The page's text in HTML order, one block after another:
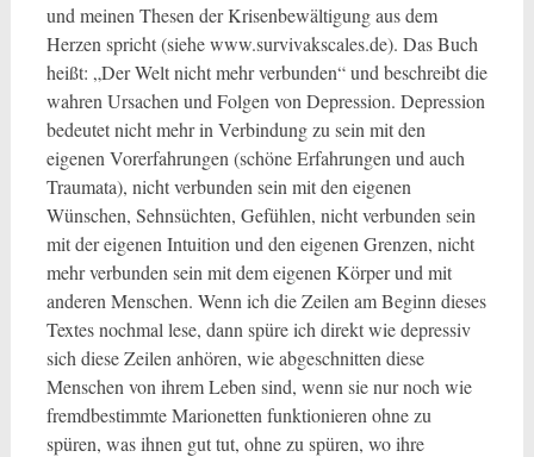
und meinen Thesen der Krisenbewältigung aus dem
Herzen spricht (siehe www.survivakscales.de). Das Buch
heißt: „Der Welt nicht mehr verbunden“ und beschreibt die
wahren Ursachen und Folgen von Depression. Depression
bedeutet nicht mehr in Verbindung zu sein mit den
eigenen Vorerfahrungen (schöne Erfahrungen und auch
Traumata), nicht verbunden sein mit den eigenen
Wünschen, Sehnsüchten, Gefühlen, nicht verbunden sein
mit der eigenen Intuition und den eigenen Grenzen, nicht
mehr verbunden sein mit dem eigenen Körper und mit
anderen Menschen. Wenn ich die Zeilen am Beginn dieses
Textes nochmal lese, dann spüre ich direkt wie depressiv
sich diese Zeilen anhören, wie abgeschnitten diese
Menschen von ihrem Leben sind, wenn sie nur noch wie
fremdbestimmte Marionetten funktionieren ohne zu
spüren, was ihnen gut tut, ohne zu spüren, wo ihre